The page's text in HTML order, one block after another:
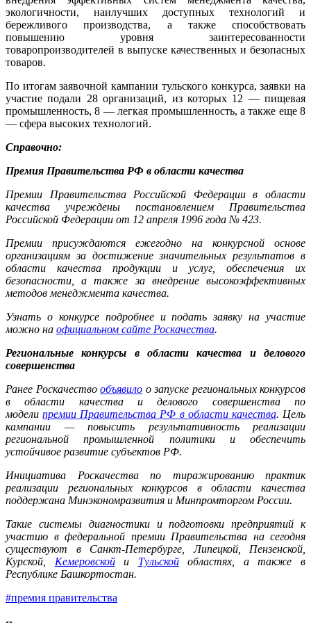
экологичности, наилучших доступных технологий и
бережливого производства, а также способствовать
повышению уровня заинтересованности
товаропроизводителей в выпуске качественных и безопасных
товаров.
По итогам заявочной кампании тульского конкурса, заявки на
участие подали 28 организаций, из которых 12 — пищевая
промышленность, 8 — легкая промышленность, а также еще 8
— сфера высоких технологий.
Справочно:
Премия Правительства РФ в области качества
Премии Правительства Российской Федерации в области
качества учреждены постановлением Правительства
Российской Федерации от 12 апреля 1996 года № 423.
Премии присуждаются ежегодно на конкурсной основе
организациям за достижение значительных результатов в
области качества продукции и услуг, обеспечения их
безопасности, а также за внедрение высокоэффективных
методов менеджмента качества.
Узнать о конкурсе подробнее и подать заявку на участие
можно на официальном сайте Роскачества.
Региональные конкурсы в области качества и делового
совершенства
Ранее Роскачество объявило о запуске региональных конкурсов
в области качества и делового совершенства по
моделипремии Правительства РФ в области качества. Цель
кампании — повысить результативность реализации
региональной промышленной политики и обеспечить
устойчивое развитие субъектов РФ.
Инициатива Роскачества по тиражированию практик
реализации региональных конкурсов в области качества
поддержана Минэкономразвития и Минпромторгом России.
Такие системы диагностики и подготовки предприятий к
участию в федеральной премии Правительства на сегодня
существуют в Санкт-Петербурге, Липецкой, Пензенской,
Курской, Кемеровскойи Тульскойобластях, а также в
Республике Башкортостан.
#премия правительства